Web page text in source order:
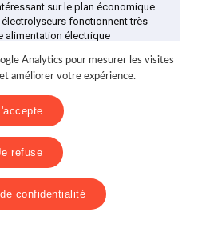
sur le plan économique.
fonctionnent très
alimentation électrique
est probablement négative, ce
mais de la publicité voire
ISAMBERT dit :
Analytics pour mesurer les visites
améliorer votre expérience.
refuse
confidentialité